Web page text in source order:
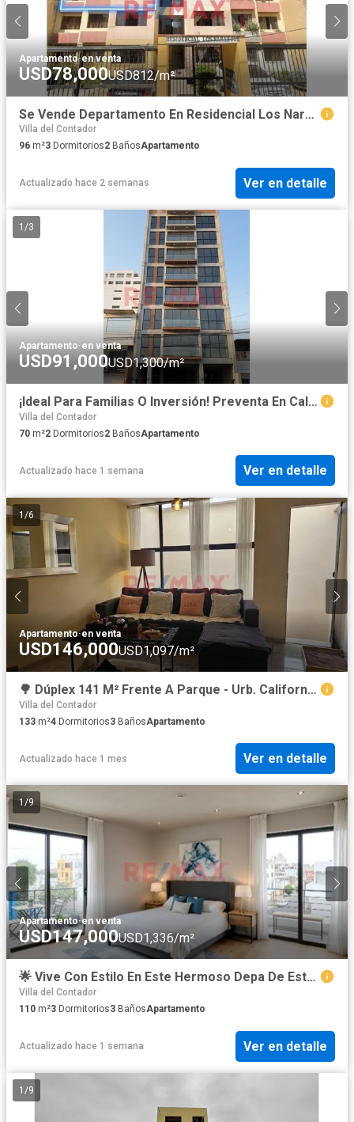
Apartamento·en venta
USD78,000USD812/m²
Se Vende Departamento En Residencial Los Naranjos-Urb. San Andres V Etapa
Villa del Contador
96 m²3 Dormitorios2 BañosApartamento
Actualizado hace 2 semanas Ver en detalle
1 /3
Apartamento·en venta
USD91,000USD1,300/m²
¡Ideal Para Familias O Inversión! Preventa En California Con Excelente Distribución Y Plusvalía 🔑📈
Villa del Contador
70 m²2 Dormitorios2 BañosApartamento
Actualizado hace 1 semana Ver en detalle
1 /6
Apartamento·en venta
USD146,000USD1,097/m²
🌳 Dúplex 141 M² Frente A Parque - Urb. California 🏡
Villa del Contador
133 m²4 Dormitorios3 BañosApartamento
Actualizado hace 1 mes Ver en detalle
1/9
Apartamento·en venta
USD147,000USD1,336/m²
🌟 Vive Con Estilo En Este Hermoso Depa De Estreno En El Cuarto Piso 🏡
Villa del Contador
110 m²3 Dormitorios3 BañosApartamento
Actualizado hace 1 semana Ver en detalle
1 /9